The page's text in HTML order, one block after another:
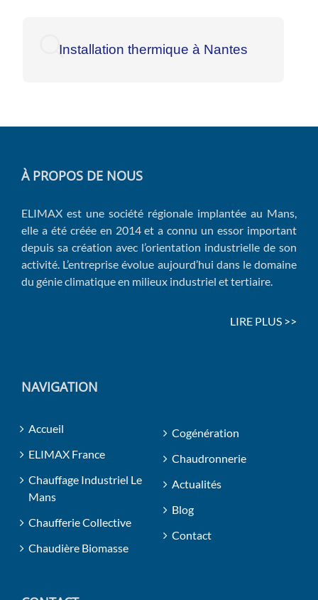
Installation thermique à Nantes
À PROPOS DE NOUS
ELIMAX est une société régionale implantée au Mans,
elle a été créée en 2014 et a connu un essor important
depuis sa création avec l’orientation industrielle de son
activité. L’entreprise évolue aujourd’hui dans le domaine
du génie climatique en milieux industriel et tertiaire.
LIRE PLUS >>
NAVIGATION
Accueil
ELIMAX France
Chauffage Industriel Le
Mans
Chaufferie Collective
Chaudière Biomasse
Cogénération
Chaudronnerie
Actualités
Blog
Contact